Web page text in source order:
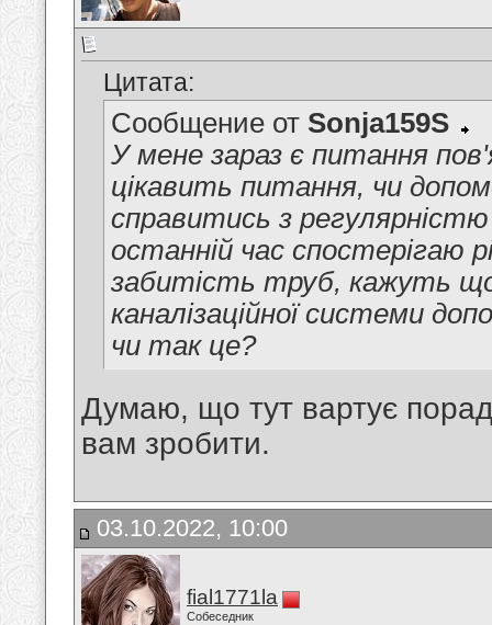
Цитата:
Сообщение от Sonja159S
У мене зараз є питання
цікавить питання, чи
справитись з
останній час спостерігаю
забитість труб, кажуть
каналізаційної системи
чи так це?
Думаю, що тут вартує
вам зробити.
03.10.2022, 10:00
fial1771la
Собеседник